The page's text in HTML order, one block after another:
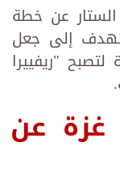
عن خطة
تهدف إلى جعل
"ريفييرا
عن